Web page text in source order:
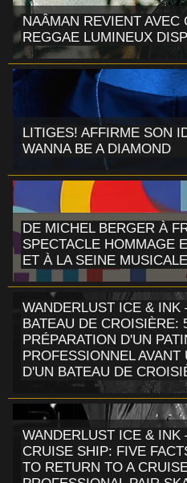
NAÂMAN REVIENT AVEC
REGGAE LUMINEUX
LITIGES! AFFIRME SON
WANNA BE A DIAMOND
DE MICHEL BERGER À
SPECTACLE HOMMAGE
ET À LA SEINE MUSICALE
WANDERLUST ICE &
BATEAU DE CROISIÈRE:
PRÉPARATION D'UN
PROFESSIONNEL
D'UN BATEAU DE
WANDERLUST ICE &
CRUISE SHIP: FIVE
TO RETURN TO A